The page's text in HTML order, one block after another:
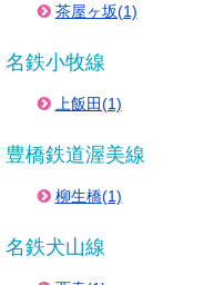
茶屋ヶ坂(1)
名鉄小牧線
上飯田(1)
豊橋鉄道渥美線
柳生橋(1)
名鉄犬山線